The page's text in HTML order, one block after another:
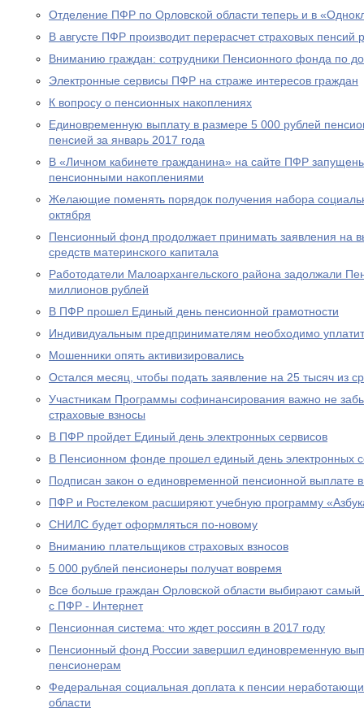
Отделение ПФР по Орловской области теперь и в
В августе ПФР производит перерасчет страховых
Вниманию граждан: сотрудники Пенсионного фонда по
Электронные сервисы ПФР на страже интересов граждан
К вопросу о пенсионных накоплениях
Единовременную выплату в размере 5 000 рублей
пенсией за январь 2017 года
В «Личном кабинете гражданина» на сайте ПФР
пенсионными накоплениями
Желающие поменять порядок получения набора
октября
Пенсионный фонд продолжает принимать заявления на
средств материнского капитала
Работодатели Малоархангельского района задолжали
миллионов рублей
В ПФР прошел Единый день пенсионной грамотности
Индивидуальным предпринимателям необходимо
Мошенники опять активизировались
Остался месяц, чтобы подать заявление на 25 тысяч из
Участникам Программы софинансирования важно не
страховые взносы
В ПФР пройдет Единый день электронных сервисов
В Пенсионном фонде прошел единый день электронных
Подписан закон о единовременной пенсионной выплате
ПФР и Ростелеком расширяют учебную программу
СНИЛС будет оформляться по-новому
Вниманию плательщиков страховых взносов
5 000 рублей пенсионеры получат вовремя
Все больше граждан Орловской области выбирают
с ПФР - Интернет
Пенсионная система: что ждет россиян в 2017 году
Пенсионный фонд России завершил единовременную
пенсионерам
Федеральная социальная доплата к пенсии
области